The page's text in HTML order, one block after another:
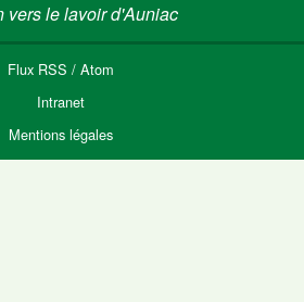
vers le lavoir d'Auniac
Flux RSS / Atom
Intranet
Mentions légales